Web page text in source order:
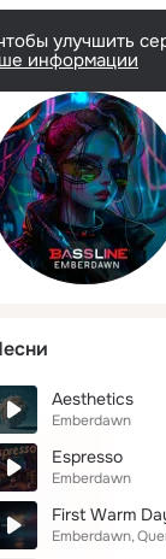
улучшить
информации
Aesthetics
Emberdawn
Espresso
Emberdawn
First Warm
Emberdawn